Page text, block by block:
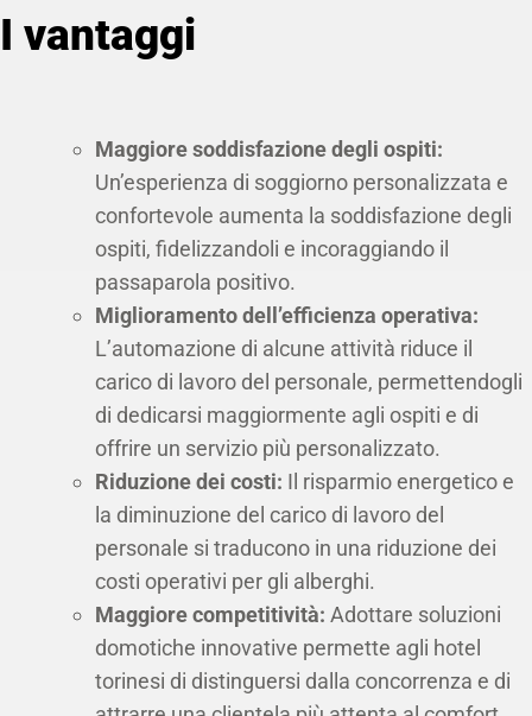
I vantaggi
Maggiore soddisfazione degli ospiti:
Un’esperienza di soggiorno personalizzata e
confortevole aumenta la soddisfazione degli
ospiti, fidelizzandoli e incoraggiando il
passaparola positivo.
Miglioramento dell’efficienza operativa:
L’automazione di alcune attività riduce il
carico di lavoro del personale, permettendogli
di dedicarsi maggiormente agli ospiti e di
offrire un servizio più personalizzato.
Riduzione dei costi: Il risparmio energetico e
la diminuzione del carico di lavoro del
personale si traducono in una riduzione dei
costi operativi per gli alberghi.
Maggiore competitività: Adottare soluzioni
domotiche innovative permette agli hotel
torinesi di distinguersi dalla concorrenza e di